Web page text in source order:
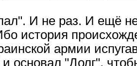
И не раз. И ещё
история
армии
и основал "Долг",